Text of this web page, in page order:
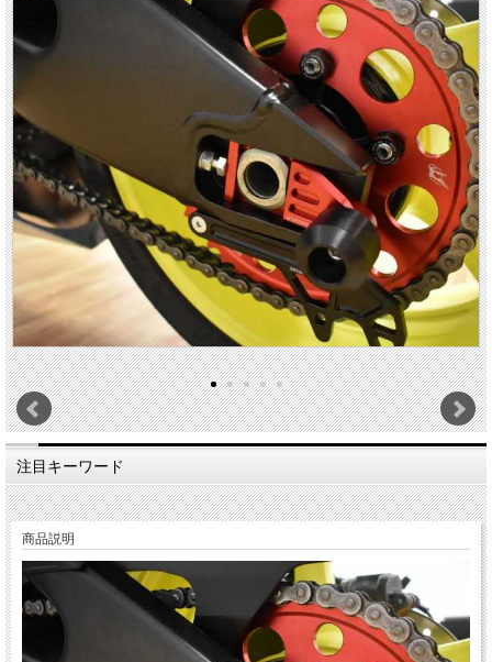
注目キーワード
商品説明